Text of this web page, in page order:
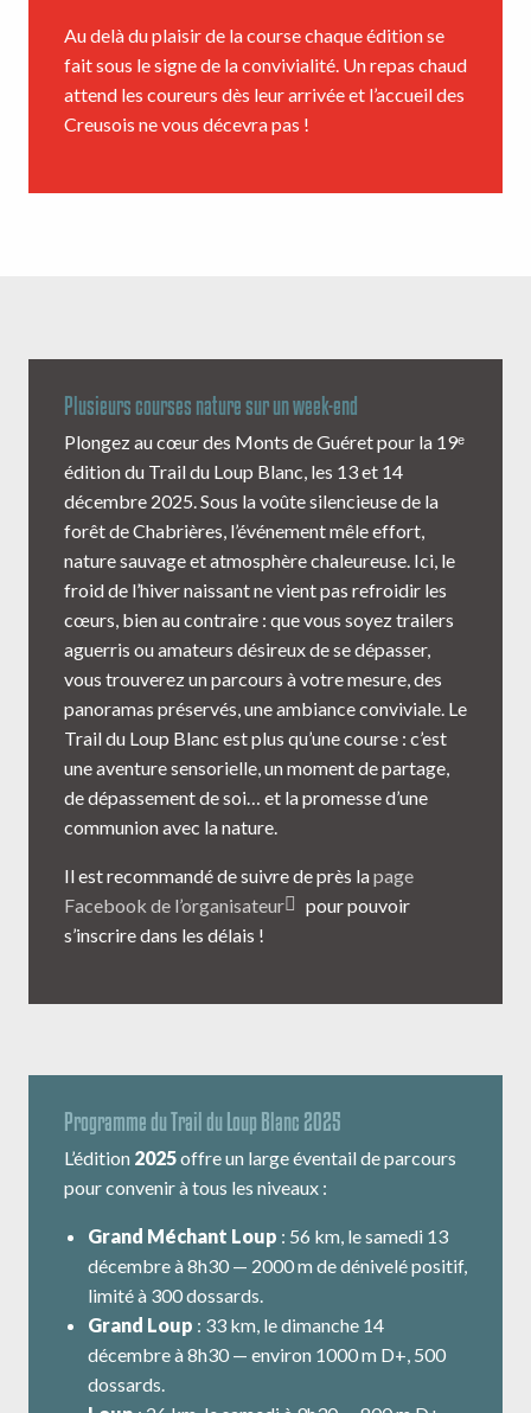
Au delà du plaisir de la course chaque édition se
fait sous le signe de la convivialité. Un repas chaud
attend les coureurs dès leur arrivée et l’accueil des
Creusois ne vous décevra pas !
Plusieurs courses nature sur un week-end
Plongez au cœur des Monts de Guéret pour la 19ᵉ
édition du Trail du Loup Blanc, les 13 et 14
décembre 2025. Sous la voûte silencieuse de la
forêt de Chabrières, l’événement mêle effort,
nature sauvage et atmosphère chaleureuse. Ici, le
froid de l’hiver naissant ne vient pas refroidir les
cœurs, bien au contraire : que vous soyez trailers
aguerris ou amateurs désireux de se dépasser,
vous trouverez un parcours à votre mesure, des
panoramas préservés, une ambiance conviviale. Le
Trail du Loup Blanc est plus qu’une course : c’est
une aventure sensorielle, un moment de partage,
de dépassement de soi… et la promesse d’une
communion avec la nature.
Il est recommandé de suivre de près lapage
Facebook de l’organisateur
pour pouvoir
s’inscrire dans les délais !
Programme du Trail du Loup Blanc 2025
L’édition 2025offre un large éventail de parcours
pour convenir à tous les niveaux :
Grand Méchant Loup : 56 km, le samedi 13
décembre à 8h30 — 2000 m de dénivelé positif,
limité à 300 dossards.
Grand Loup : 33 km, le dimanche 14
décembre à 8h30 — environ 1000 m D+, 500
dossards.